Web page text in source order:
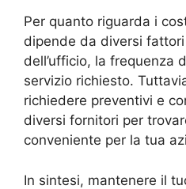
Per quanto riguarda i
dipende da diversi
dell’ufficio, la frequenza
servizio richiesto.
richiedere preventivi e
diversi fornitori per
conveniente per la tua
In sintesi, mantenere il